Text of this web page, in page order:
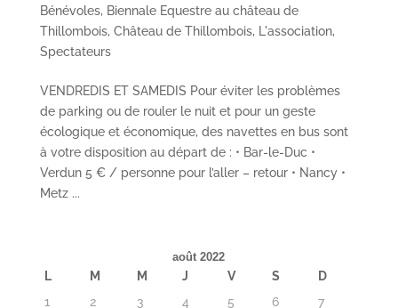
Bénévoles, Biennale Equestre au château de
Thillombois, Château de Thillombois, L'association,
Spectateurs
VENDREDIS ET SAMEDIS Pour éviter les problèmes
de parking ou de rouler le nuit et pour un geste
écologique et économique, des navettes en bus sont
à votre disposition au départ de : • Bar-le-Duc •
Verdun 5 € / personne pour l’aller – retour • Nancy •
Metz ...
août 2022
L M M J V S
D
1
2 3 4 5 6 7